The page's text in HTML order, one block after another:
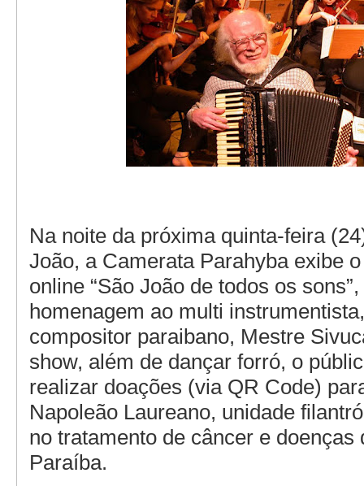
Na noite da próxima quinta-feira
João, a Camerata Parahyba exibe
online “São João de todos os
homenagem ao multi
compositor paraibano, Mestre
show, além de dançar forró, o
realizar doações (via QR Code)
Napoleão Laureano, unidade
no tratamento de câncer e doenças
Paraíba.